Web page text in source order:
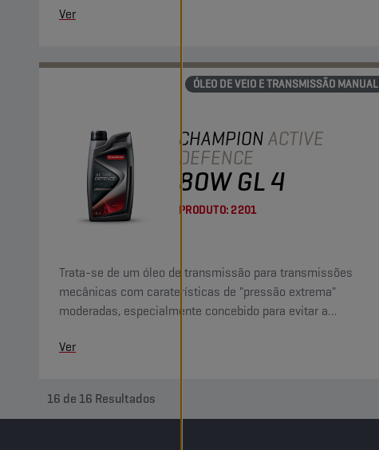
Ver
ÓLEO DE VEIO E TRANSMISSÃO MANUAL
CHAMPIONACTIVE
DEFENCE
80W GL 4
PRODUTO:2201
Trata-se de um óleo de transmissão para transmissões
mecânicas com caraterísticas de "pressão extrema"
moderadas, especialmente concebido para evitar a
Ver
16 de 16 Resultados